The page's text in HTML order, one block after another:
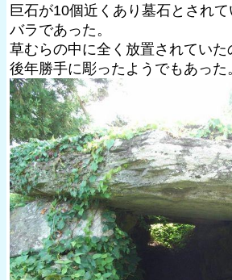
巨石が10個近くあり墓石とされ
バラであった。
草むらの中に全く放置されていた
後年勝手に彫ったようでもあった